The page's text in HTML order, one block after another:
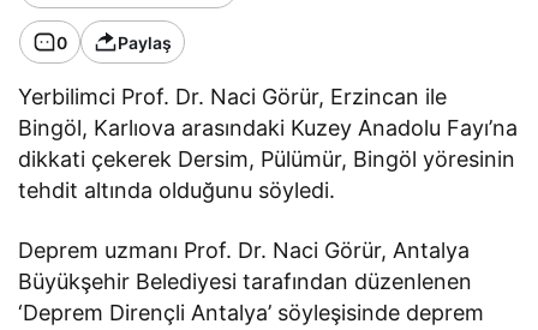
0 Paylaş
Yerbilimci Prof. Dr. Naci Görür, Erzincan ile
Bingöl, Karlıova arasındaki Kuzey Anadolu Fayı’na
dikkati çekerek Dersim, Pülümür, Bingöl yöresinin
tehdit altında olduğunu söyledi.
Deprem uzmanı Prof. Dr. Naci Görür, Antalya
Büyükşehir Belediyesi tarafından düzenlenen
‘Deprem Dirençli Antalya’ söyleşisinde deprem